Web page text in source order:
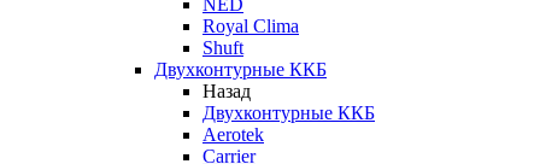
NED
Royal Clima
Shuft
Двухконтурные ККБ
Назад
Двухконтурные ККБ
Aerotek
Carrier